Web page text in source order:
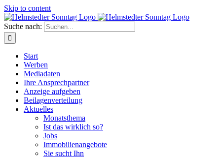
Skip to content
Suche nach:
Start
Werben
Mediadaten
Ihre Ansprechpartner
Anzeige aufgeben
Beilagenverteilung
Aktuelles
Monatsthema
Ist das wirklich so?
Jobs
Immobilienangebote
Sie sucht Ihn